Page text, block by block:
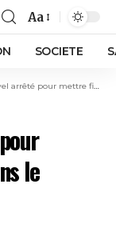
Aa
SOCIETE
fin au désordre dans le transport en commun
le